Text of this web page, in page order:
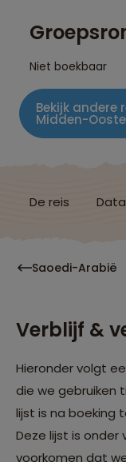
Niet boekbaar
Bekijk andere
Midden-
De reis
Saoedi-Arabië
Verblijf &
Hieronder volgt
die we gebruiken
lijst is na boeking
Deze lijst is onder
voorkomen dat